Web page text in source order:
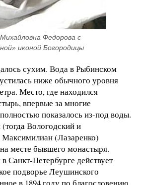
Федорова с
иконой Богородицы
сухим. Вода в Рыбинском
ниже обычного уровня
Место, где находился
впервые за многие
показалось из-под воды.
(тогда Вологодский и
(Лазаренко)
месте бывшего монастыря.
Санкт-Петербурге действует
подворье Леушинского